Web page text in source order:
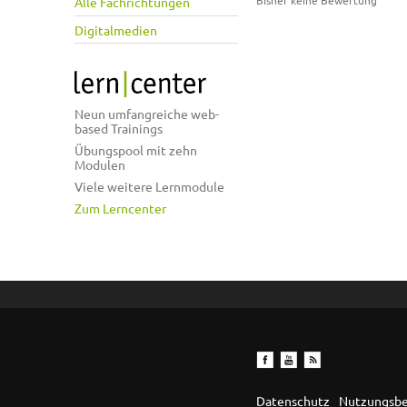
Digitalmedien
Neun umfangreiche web-
based Trainings
Übungspool mit zehn
Modulen
Viele weitere Lernmodule
Zum Lerncenter
Datenschutz